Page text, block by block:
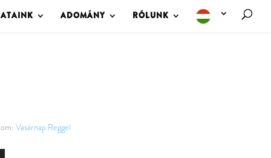
ADOMÁNY RÓLUNK
Vasárnap Reggel